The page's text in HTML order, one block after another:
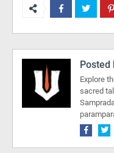
Posted
Explore
sacred